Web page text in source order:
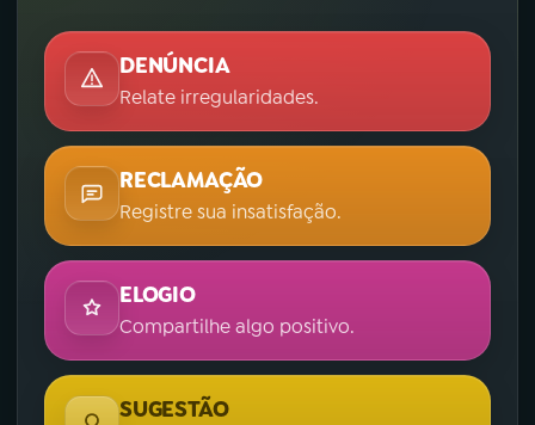
DENÚNCIA
Relate irregularidades.
RECLAMAÇÃO
Registre sua insatisfação.
ELOGIO
Compartilhe algo positivo.
SUGESTÃO